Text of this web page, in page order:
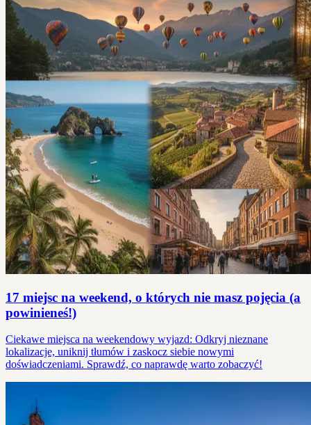
17 miejsc na weekend, o których nie masz pojęcia (a
powinieneś!)
Ciekawe miejsca na weekendowy wyjazd: Odkryj nieznane
lokalizacje, uniknij tłumów i zaskocz siebie nowymi
doświadczeniami. Sprawdź, co naprawdę warto zobaczyć!